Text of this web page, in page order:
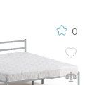
0